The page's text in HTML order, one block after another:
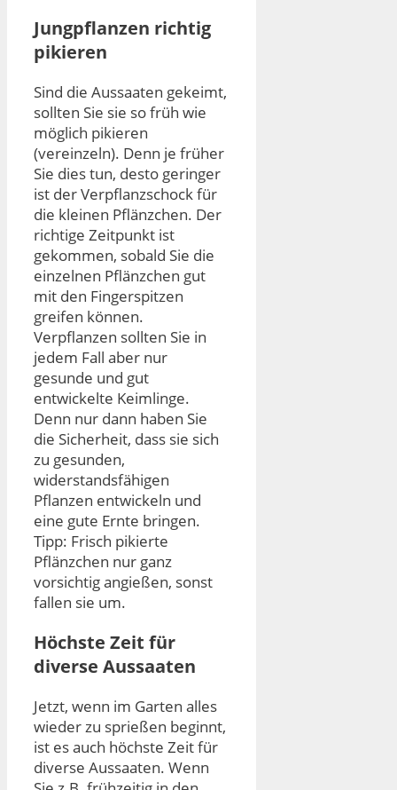
Jungpflanzen richtig
pikieren
Sind die Aussaaten gekeimt,
sollten Sie sie so früh wie
möglich pikieren
(vereinzeln). Denn je früher
Sie dies tun, desto geringer
ist der Verpflanzschock für
die kleinen Pflänzchen. Der
richtige Zeitpunkt ist
gekommen, sobald Sie die
einzelnen Pflänzchen gut
mit den Fingerspitzen
greifen können.
Verpflanzen sollten Sie in
jedem Fall aber nur
gesunde und gut
entwickelte Keimlinge.
Denn nur dann haben Sie
die Sicherheit, dass sie sich
zu gesunden,
widerstandsfähigen
Pflanzen entwickeln und
eine gute Ernte bringen.
Tipp: Frisch pikierte
Pflänzchen nur ganz
vorsichtig angießen, sonst
fallen sie um.
Höchste Zeit für
diverse Aussaaten
Jetzt, wenn im Garten alles
wieder zu sprießen beginnt,
ist es auch höchste Zeit für
diverse Aussaaten. Wenn